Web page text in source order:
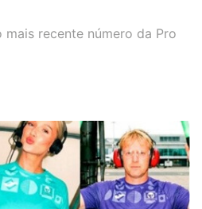
recente número da Pro